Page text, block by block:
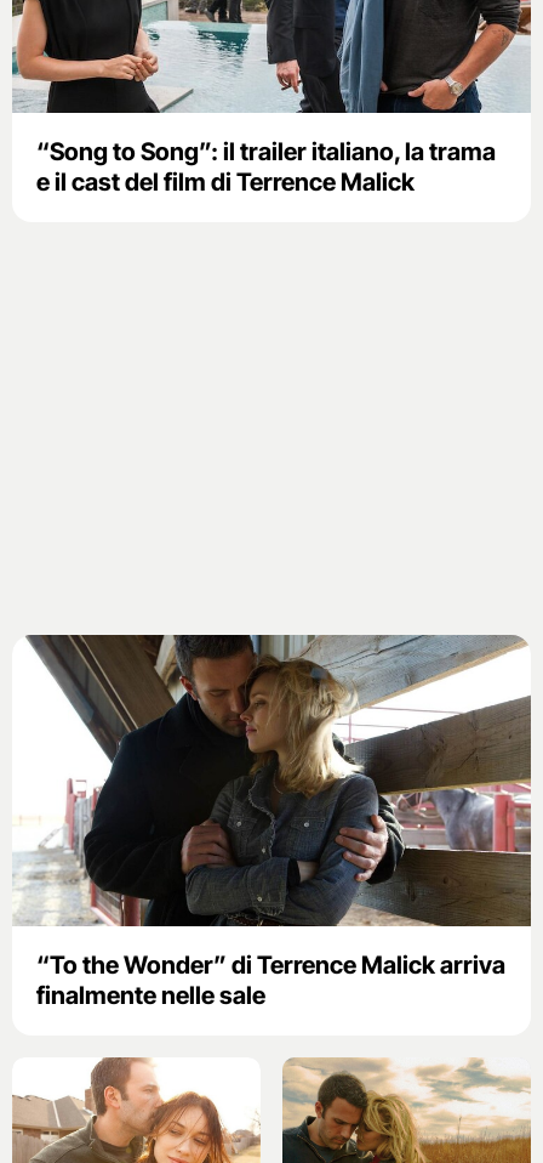
“Song to Song”: il trailer italiano, la trama
e il cast del film di Terrence Malick
“To the Wonder” di Terrence Malick arriva
finalmente nelle sale